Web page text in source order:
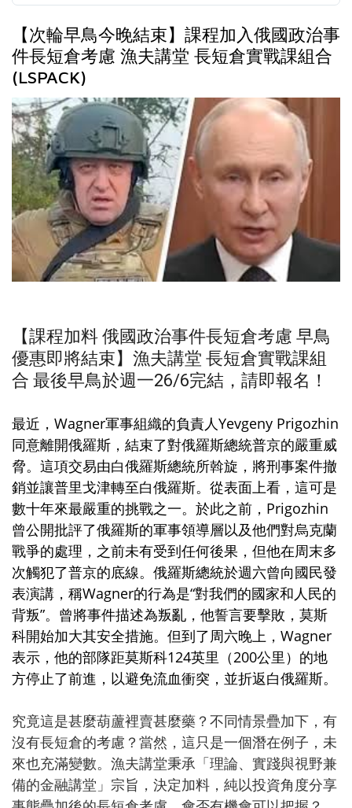
【次輪早鳥今晚結束】課程加入俄國政治事
件長短倉考慮 漁夫講堂 長短倉實戰課組合
(LSPACK)
【課程加料 俄國政治事件長短倉考慮 早鳥
優惠即將結束】漁夫講堂 長短倉實戰課組
合 最後早鳥於週一26/6完結，請即報名！
最近，Wagner軍事組織的負責人Yevgeny Prigozhin
同意離開俄羅斯， 結束了對俄羅斯總統普京的嚴重威
脅。 這項交易由白俄羅斯總統所斡旋， 將刑事案件撤
銷並讓普里戈津轉至白俄羅斯。從表面上看， 這可是
數十年來最嚴重的挑戰之一。於此之前， Prigozhin
曾公開批評了俄羅斯的軍事領導層以及他們對烏克蘭
戰爭的處理，之前未有受到任何後果， 但他在周末多
次觸犯了普京的底線。 俄羅斯總統於週六曾向國民發
表演講，稱Wagner的行為是“對我們的國家和人民的
背叛”。曾將事件描述為叛亂， 他誓言要擊敗，莫斯
科開始加大其安全措施。但到了周六晚上， Wagner
表示，他的部隊距莫斯科124英里（200公里） 的地
方停止了前進，以避免流血衝突，並折返白俄羅斯。
究竟這是甚麼葫蘆裡賣甚麼藥？不同情景疊加下， 有
沒有長短倉的考慮？ 當然，這只是一個潛在例子， 未
來也充滿變數。漁夫講堂秉承「理論、 實踐與視野兼
備的金融講堂」宗旨，決定加料， 純以投資角度分享